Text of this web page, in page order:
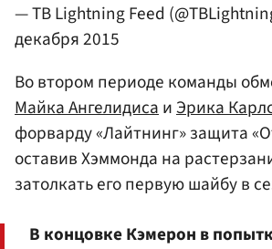
— TB Lightning Feed
декабря 2015
Во втором периоде команды
Майка АнгелидисаиЭрика
форварду «Лайтнинг» защита
оставив Хэммонда на
затолкать его первую шайбу в
В концовке Кэмерон в